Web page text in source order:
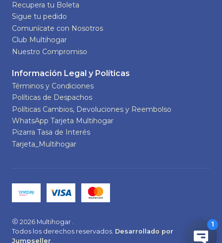
Recupera tu Boleta
Sigue tu pedido
Comunícate con Nosotros
Club Multihogar
Nuestro Compromiso
Información Legal y Políticas
Términos y Condiciones
Políticas de Despachos
Políticas Cambios, Devoluciones y Reembolso
WhatsApp Tarjeta Multihogar
Pizarra Tasa de Interés
Tarjeta_Multihogar
2026 Multihogar .
Todos los derechos reservados. Desarrollado por
Jumpseller.